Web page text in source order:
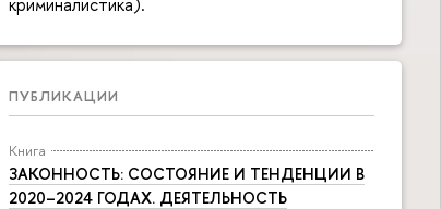
ПУБЛИКАЦИИ
Книга
ЗАКОННОСТЬ: СОСТОЯНИЕ И ТЕНДЕНЦИИ В
2020–2024 ГОДАХ. ДЕЯТЕЛЬНОСТЬ